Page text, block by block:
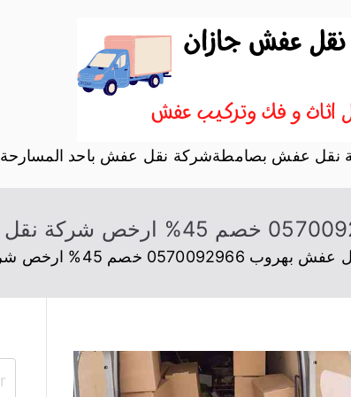
نقل اثاث جازان
موقع آخر في نقل عفشنقل عفش بصامطةشركة نقل عفش باحد المسارحة
خصم 45% ارخص شركة نقل عفش هروب